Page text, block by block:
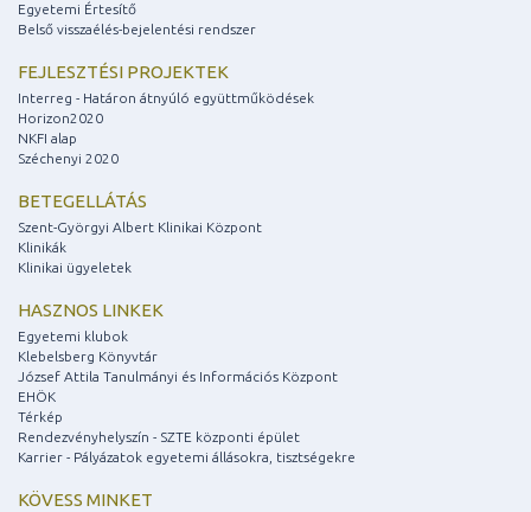
Egyetemi Értesítő
Belső visszaélés-bejelentési rendszer
FEJLESZTÉSI PROJEKTEK
Interreg - Határon átnyúló együttműködések
Horizon2020
NKFI alap
Széchenyi 2020
BETEGELLÁTÁS
Szent-Györgyi Albert Klinikai Központ
Klinikák
Klinikai ügyeletek
HASZNOS LINKEK
Egyetemi klubok
Klebelsberg Könyvtár
József Attila Tanulmányi és Információs Központ
EHÖK
Térkép
Rendezvényhelyszín - SZTE központi épület
Karrier - Pályázatok egyetemi állásokra, tisztségekre
KÖVESS MINKET